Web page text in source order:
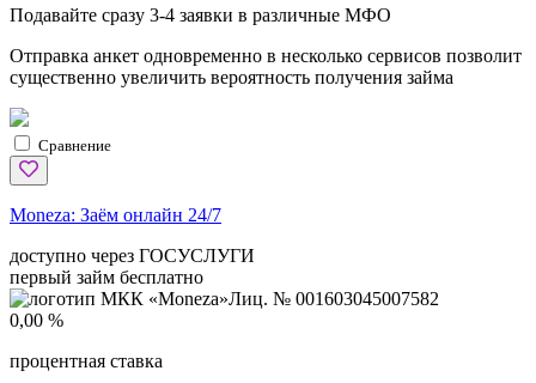
Подавайте сразу 3-4 заявки в различные МФО
Отправка анкет одновременно в несколько сервисов позволит
существенно увеличить вероятность получения займа
Сравнение
Moneza: Заём онлайн 24/7
доступно через ГОСУСЛУГИ
первый займ бесплатно
Лиц. № 001603045007582
0,00 %
процентная ставка